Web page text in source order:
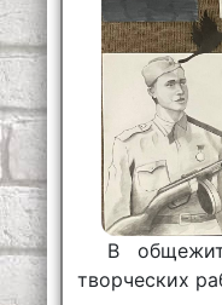
В
творческих